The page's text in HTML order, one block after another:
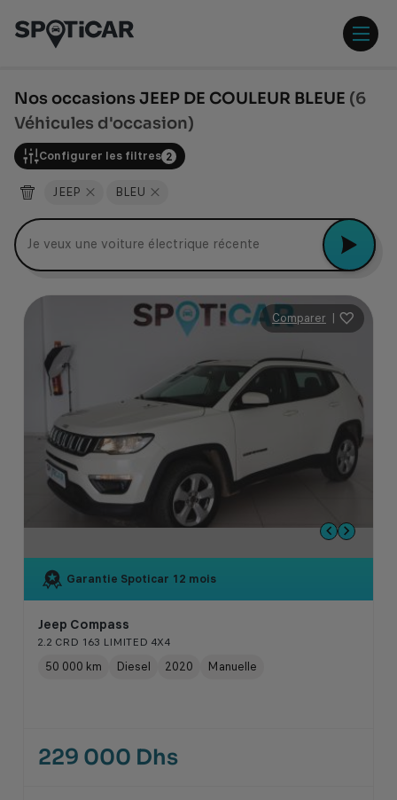
contenu
pied
Nos occasions JEEP DE COULEUR BLEUE (6
Véhicules d'occasion)
Configurer les filtres 2
JEEP BLEU
Peugeot 2008
Comparer |
Garantie Spoticar 12 mois
Jeep Compass
2.2 CRD 163 LIMITED 4X4
50 000 km Diesel 2020 Manuelle
229 000 Dhs